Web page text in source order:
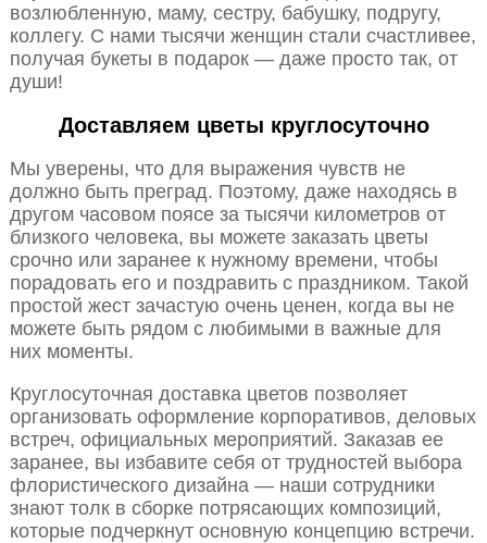
возлюбленную, маму, сестру, бабушку, подругу,
коллегу. С нами тысячи женщин стали счастливее,
получая букеты в подарок — даже просто так, от
души!
Доставляем цветы круглосуточно
Мы уверены, что для выражения чувств не
должно быть преград. Поэтому, даже находясь в
другом часовом поясе за тысячи километров от
близкого человека, вы можете заказать цветы
срочно или заранее к нужному времени, чтобы
порадовать его и поздравить с праздником. Такой
простой жест зачастую очень ценен, когда вы не
можете быть рядом с любимыми в важные для
них моменты.
Круглосуточная доставка цветов позволяет
организовать оформление корпоративов, деловых
встреч, официальных мероприятий. Заказав ее
заранее, вы избавите себя от трудностей выбора
флористического дизайна — наши сотрудники
знают толк в сборке потрясающих композиций,
которые подчеркнут основную концепцию встречи.